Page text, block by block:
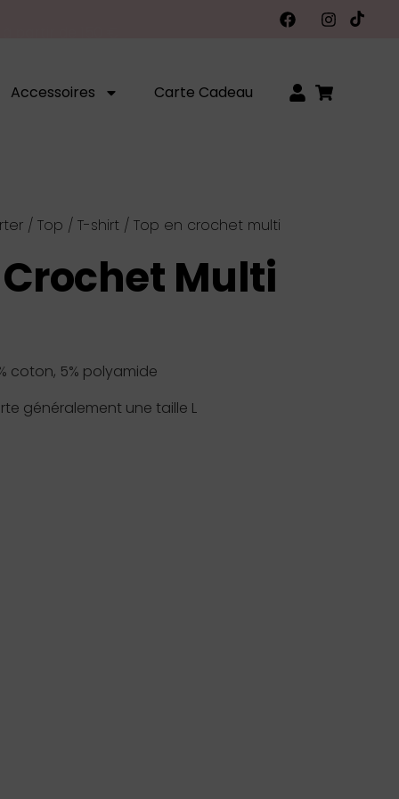
Accessoires Carte Cadeau
/ Top / T-shirt / Top en crochet multi
Crochet Multi
coton, 5% polyamide
généralement une taille L